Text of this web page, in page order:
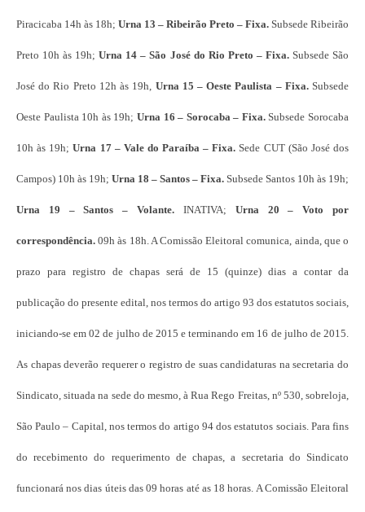
Piracicaba 14h às 18h; Urna 13 – Ribeirão Preto – Fixa. Subsede Ribeirão
Preto 10h às 19h;Urna 14 – São José do Rio Preto – Fixa.Subsede São
José do Rio Preto 12h às 19h, Urna 15 – Oeste Paulista – Fixa. Subsede
Oeste Paulista 10h às 19h; Urna 16 – Sorocaba – Fixa.Subsede Sorocaba
10h às 19h;Urna 17 – Vale do Paraíba – Fixa.Sede CUT (São José dos
Campos) 10h às 19h; Urna 18 – Santos – Fixa. Subsede Santos 10h às 19h;
Urna 19 – Santos – Volante. INATIVA; Urna 20 – Voto por
correspondência. 09h às 18h. A Comissão Eleitoral comunica, ainda, que o
prazo para registro de chapas será de 15 (quinze) dias a contar da
publicação do presente edital, nos termos do artigo 93 dos estatutos sociais,
iniciando-se em 02 de julho de 2015 e terminando em 16 de julho de 2015.
As chapas deverão requerer o registro de suas candidaturas na secretaria do
Sindicato, situada na sede do mesmo, à Rua Rego Freitas, nº 530, sobreloja,
São Paulo – Capital, nos termos do artigo 94 dos estatutos sociais. Para fins
do recebimento do requerimento de chapas, a secretaria do Sindicato
funcionará nos dias úteis das 09 horas até as 18 horas. A Comissão Eleitoral